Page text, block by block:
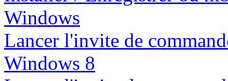
Windows
Lancer l'invite de
Windows 8